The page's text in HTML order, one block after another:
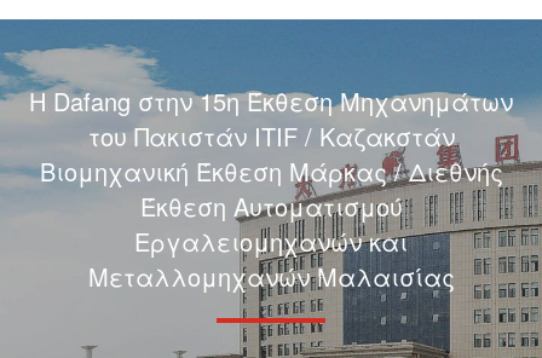
Η Dafang στην 15η Έκθεση Μηχανημάτων
του Πακιστάν ITIF / Καζακστάν
Βιομηχανική Έκθεση Μάρκας / Διεθνής
Έκθεση Αυτοματισμού
Εργαλειομηχανών και
Μεταλλομηχανών Μαλαισίας